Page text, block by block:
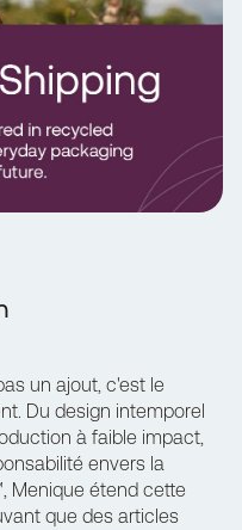
un ajout, c'est le
Du design intemporel
à faible impact,
envers la
, Menique étend cette
que des articles